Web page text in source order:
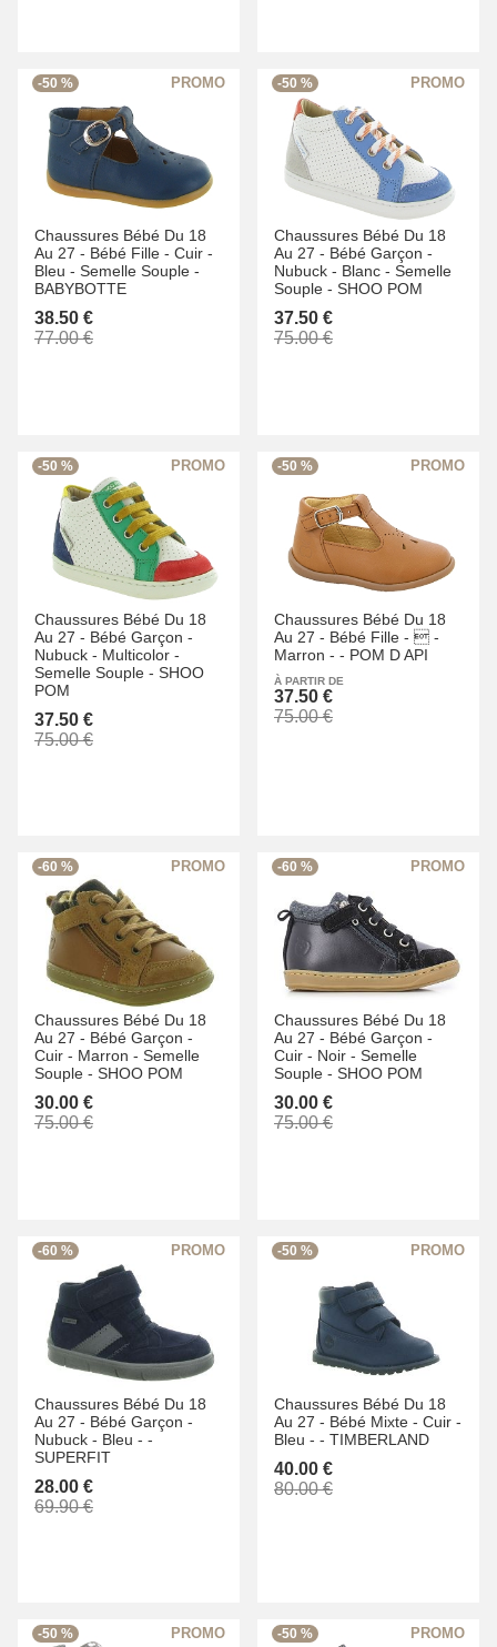
-50 %
Chaussures Bébé Du 18
Au 27 - Bébé Fille - Cuir -
Bleu - Semelle Souple -
BABYBOTTE
38.50 €
77.00 €
-50 %
Chaussures Bébé Du 18
Au 27 - Bébé Garçon -
Nubuck - Blanc - Semelle
Souple - SHOO POM
37.50 €
75.00 €
-50 %
Chaussures Bébé Du 18
Au 27 - Bébé Garçon -
Nubuck - Multicolor -
Semelle Souple - SHOO
POM
37.50 €
75.00 €
-50 %
Chaussures Bébé Du 18
Au 27 - Bébé Fille -  -
Marron - - POM D API
À PARTIR DE
37.50 €
75.00 €
-60 %
Chaussures Bébé Du 18
Au 27 - Bébé Garçon -
Cuir - Marron - Semelle
Souple - SHOO POM
30.00 €
75.00 €
-60 %
Chaussures Bébé Du 18
Au 27 - Bébé Garçon -
Cuir - Noir - Semelle
Souple - SHOO POM
30.00 €
75.00 €
-60 %
Chaussures Bébé Du 18
Au 27 - Bébé Garçon -
Nubuck - Bleu - -
SUPERFIT
28.00 €
69.90 €
-50 %
Chaussures Bébé Du 18
Au 27 - Bébé Mixte - Cuir -
Bleu - - TIMBERLAND
40.00 €
80.00 €
-50 % -50 %